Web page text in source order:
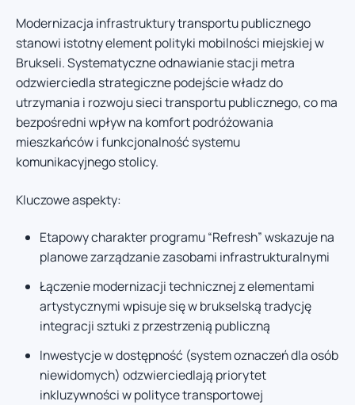
Modernizacja infrastruktury transportu publicznego
stanowi istotny element polityki mobilności miejskiej w
Brukseli. Systematyczne odnawianie stacji metra
odzwierciedla strategiczne podejście władz do
utrzymania i rozwoju sieci transportu publicznego, co ma
bezpośredni wpływ na komfort podróżowania
mieszkańców i funkcjonalność systemu
komunikacyjnego stolicy.
Kluczowe aspekty:
Etapowy charakter programu “Refresh” wskazuje na
planowe zarządzanie zasobami infrastrukturalnymi
Łączenie modernizacji technicznej z elementami
artystycznymi wpisuje się w brukselską tradycję
integracji sztuki z przestrzenią publiczną
Inwestycje w dostępność (system oznaczeń dla osób
niewidomych) odzwierciedlają priorytet
inkluzywności w polityce transportowej